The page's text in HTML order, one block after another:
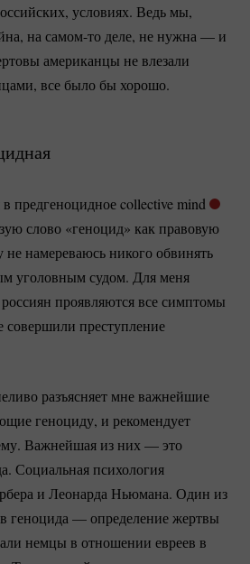
условиях. Ведь мы,
на самом-то деле, не нужна — и
американцы не влезали
все было бы хорошо.
в предгеноцидное collective mind
слово «геноцид» как правовую
не намереваюсь никого обвинять
уголовным судом. Для меня
проявляются все симптомы
совершили преступление
разъясняет мне важнейшие
геноциду, и рекомендует
Важнейшая из них — это
Социальная психология
и Леонарда Ньюмана. Один из
геноцида — определение жертвы
немцы в отношении евреев в